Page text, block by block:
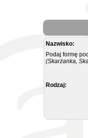
Nazwisko:
Podaj formę
(Skarżanka,
Rodzaj: